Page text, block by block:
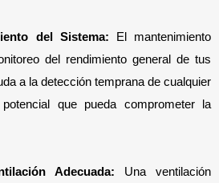
del Sistema: El mantenimiento
del rendimiento general de tus
a la detección temprana de cualquier
que pueda comprometer la
Adecuada: Una ventilación